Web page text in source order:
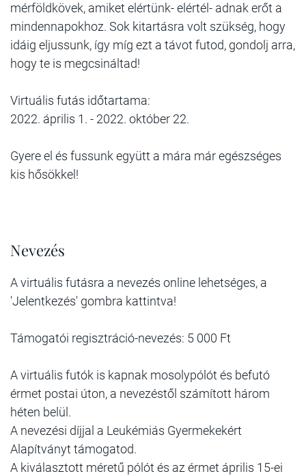
mérföldkövek, amiket elértünk- elértél- adnak erőt a
mindennapokhoz. Sok kitartásra volt szükség, hogy
idáig eljussunk, így míg ezt a távot futod, gondolj arra,
hogy te is megcsináltad!
Virtuális futás időtartama:
2022. április 1. - 2022. október 22.
Gyere el és fussunk együtt a mára már egészséges
kis hősökkel!
Nevezés
A virtuális futásra a nevezés online lehetséges, a
'Jelentkezés' gombra kattintva!
Támogatói regisztráció-nevezés: 5 000 Ft
A virtuális futók is kapnak mosolypólót és befutó
érmet postai úton, a nevezéstől számított három
héten belül.
A nevezési díjjal a Leukémiás Gyermekekért
Alapítványt támogatod.
A kiválasztott méretű pólót és az érmet április 15-ei